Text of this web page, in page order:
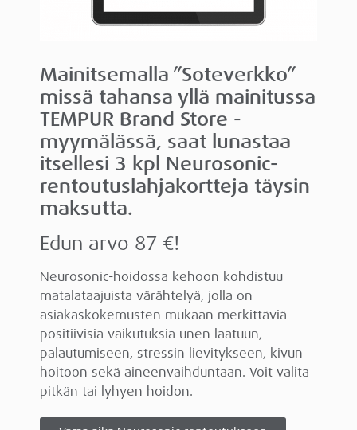
Mainitsemalla ”Soteverkko”
missä tahansa yllä mainitussa
TEMPUR Brand Store -
myymälässä, saat lunastaa
itsellesi 3 kpl Neurosonic-
rentoutuslahjakortteja täysin
maksutta.
Edun arvo 87 €!
Neurosonic-hoidossa kehoon kohdistuu
matalataajuista värähtelyä, jolla on
asiakaskokemusten mukaan merkittäviä
positiivisia vaikutuksia unen laatuun,
palautumiseen, stressin lievitykseen, kivun
hoitoon sekä aineenvaihduntaan. Voit valita
pitkän tai lyhyen hoidon.